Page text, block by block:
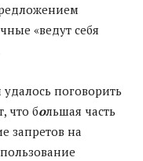
«ведут себя
поговорить
что большая часть
запретов на